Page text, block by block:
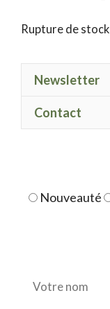
Rupture de stock
Newsletter
Contact
Nouveauté